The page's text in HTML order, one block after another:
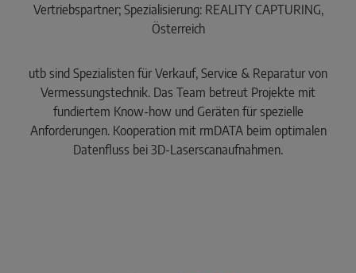
Vertriebspartner; Spezialisierung: REALITY CAPTURING,
Österreich
utb sind Spezialisten für Verkauf, Service & Reparatur von
Vermessungstechnik. Das Team betreut Projekte mit
fundiertem Know-how und Geräten für spezielle
Anforderungen. Kooperation mit rmDATA beim optimalen
Datenfluss bei 3D-Laserscanaufnahmen.